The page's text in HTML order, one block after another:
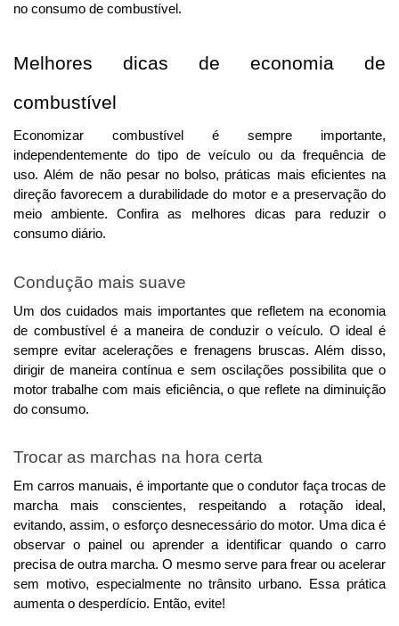
no consumo de combustível.
Melhores dicas de economia de
combustível
Economizar combustível é sempre importante,
independentemente do tipo de veículo ou da frequência de
uso. Além de não pesar no bolso, práticas mais eficientes na
direção favorecem a durabilidade do motor e a preservação do
meio ambiente. Confira as melhores dicas para reduzir o
consumo diário.
Condução mais suave
Um dos cuidados mais importantes que refletem na economia
de combustível é a maneira de conduzir o veículo. O ideal é
sempre evitar acelerações e frenagens bruscas. Além disso,
dirigir de maneira contínua e sem oscilações possibilita que o
motor trabalhe com mais eficiência, o que reflete na diminuição
do consumo.
Trocar as marchas na hora certa
Em carros manuais, é importante que o condutor faça trocas de
marcha mais conscientes, respeitando a rotação ideal,
evitando, assim, o esforço desnecessário do motor. Uma dica é
observar o painel ou aprender a identificar quando o carro
precisa de outra marcha. O mesmo serve para frear ou acelerar
sem motivo, especialmente no trânsito urbano. Essa prática
aumenta o desperdício. Então, evite!